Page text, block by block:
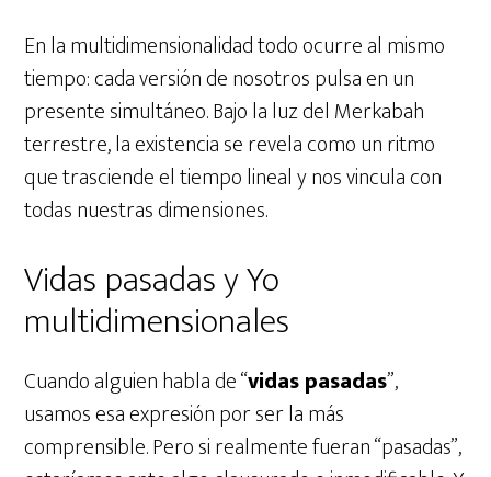
En la multidimensionalidad todo ocurre al mismo
tiempo: cada versión de nosotros pulsa en un
presente simultáneo. Bajo la luz del Merkabah
terrestre, la existencia se revela como un ritmo
que trasciende el tiempo lineal y nos vincula con
todas nuestras dimensiones.
Vidas pasadas y Yo
multidimensionales
Cuando alguien habla de “vidas pasadas”,
usamos esa expresión por ser la más
comprensible. Pero si realmente fueran “pasadas”,